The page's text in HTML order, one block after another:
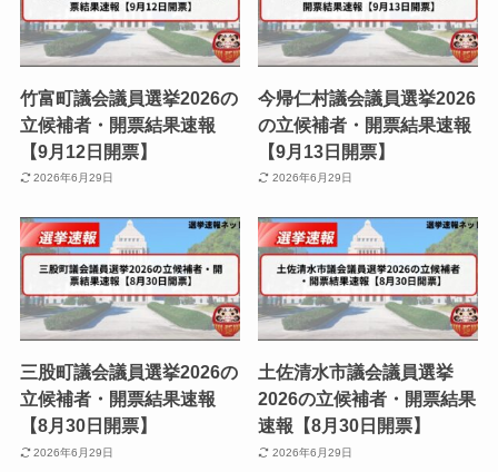
竹富町議会議員選挙2026の
立候補者・開票結果速報
【9月12日開票】
2026年6月29日
今帰仁村議会議員選挙2026
の立候補者・開票結果速報
【9月13日開票】
2026年6月29日
三股町議会議員選挙2026の
立候補者・開票結果速報
【8月30日開票】
2026年6月29日
土佐清水市議会議員選挙
2026の立候補者・開票結果
速報【8月30日開票】
2026年6月29日